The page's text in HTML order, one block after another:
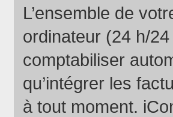
L’ensemble de
ordinateur (24 h/
comptabiliser
qu’intégrer les
à tout moment.